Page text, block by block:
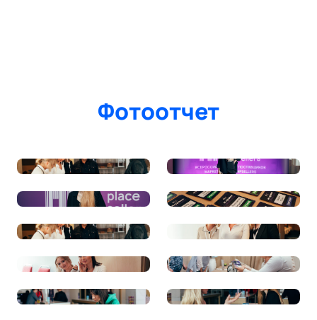
Фотоотчет